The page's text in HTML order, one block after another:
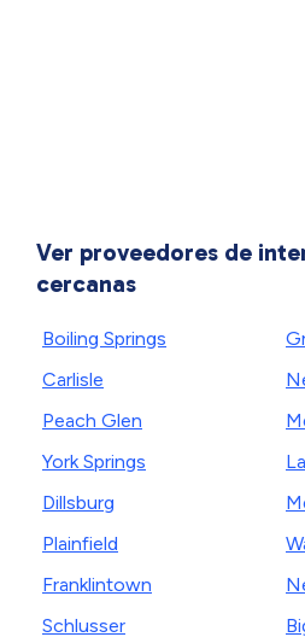
Ver proveedores de
cercanas
Boiling Springs
Carlisle
Peach Glen
York Springs
Dillsburg
Plainfield
Franklintown
Schlusser